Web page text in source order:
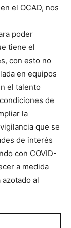
el OCAD, nos
poder
tiene el
con esto no
en equipos
el talento
de
la
que se
de interés
con COVID-
a medida
al